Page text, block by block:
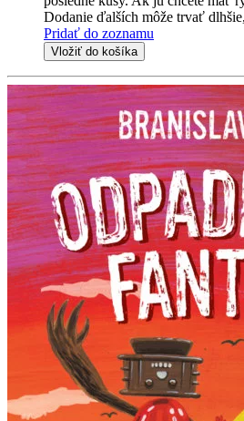
Dodanie ďalších môže trvať
Pridať do zoznamu
Vložiť do košíka